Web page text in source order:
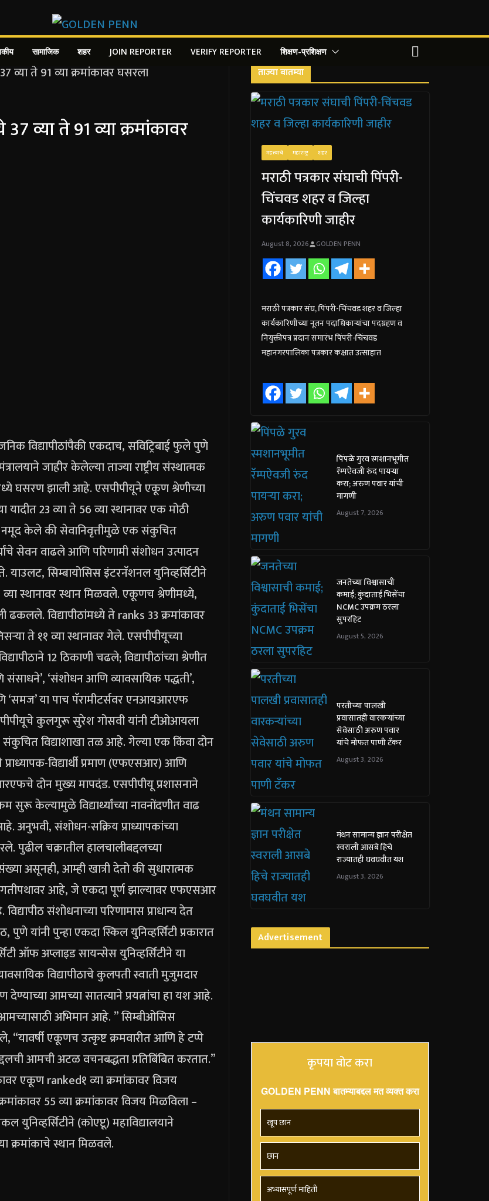
सामाजिक शहर JOIN REPORTER VERIFY REPORTER शिक्षण-प्रशिक्षण
व्या ते 91 व्या क्रमांकावर
विद्यापीठांपैकी एकदाच, सविट्रिबाई फुले पुणे
जाहीर केलेल्या ताज्या राष्ट्रीय संस्थात्मक
घसरण झाली आहे.एसपीपीयूने एकूण श्रेणीच्या
यादीत 23 व्या ते 56 व्या स्थानावर एक मोठी
नमूद केले की सेवानिवृत्तीमुळे एक संकुचित
सेवन वाढले आणि परिणामी संशोधन उत्पादन
याउलट, सिम्बायोसिस इंटरनॅशनल युनिव्हर्सिटीने
स्थानावर स्थान मिळवले.एकूणच श्रेणीमध्ये,
ढकलले. विद्यापीठांमध्ये ते ranks 33 क्रमांकावर
ते ११ व्या स्थानावर गेले.एसपीपीयूच्या
12 ठिकाणी चढले; विद्यापीठांच्या श्रेणीत
संसाधने’, ‘संशोधन आणि व्यावसायिक पद्धती’,
‘समज’ या पाच पॅरामीटर्सवर एनआयआरएफ
कुलगुरू सुरेश गोसवी यांनी टीओआयला
विद्याशाखा तळ आहे. गेल्या एक किंवा दोन
प्राध्यापक-विद्यार्थी प्रमाण (एफएसआर) आणि
दोन मुख्य मापदंड.एसपीपीयू प्रशासनाने
केल्यामुळे विद्यार्थ्यांच्या नावनोंदणीत वाढ
अनुभवी, संशोधन-सक्रिय प्राध्यापकांच्या
पुढील चक्रातील हालचालीबद्दलच्या
असूनही, आम्ही खात्री देतो की सुधारात्मक
आहे, जे एकदा पूर्ण झाल्यावर एफएसआर
संशोधनाच्या परिणामास प्राधान्य देत
यांनी पुन्हा एकदा स्किल युनिव्हर्सिटी प्रकारात
ऑफ अप्लाइड सायन्सेस युनिव्हर्सिटीने या
विद्यापीठाचे कुलपती स्वाती मुजुमदार
देण्याच्या आमच्या सातत्याने प्रयत्नांचा हा यश आहे.
अभिमान आहे. ”सिम्बीओसिस
“यावर्षी एकूणच उत्कृष्ट क्रमवारीत आणि हे टप्पे
आमची अटळ वचनबद्धता प्रतिबिंबित करतात.”
एकूण ranked१ व्या क्रमांकावर विजय
55 व्या क्रमांकावर विजय मिळविला –
युनिव्हर्सिटीने (कोएप्टू) महाविद्यालयाने
क्रमांकाचे स्थान मिळवले.
ताज्या बातम्या
महत्त्वाचे महाराष्ट्र शहर
मराठी पत्रकार संघाची पिंपरी-
चिंचवड शहर व जिल्हा
कार्यकारिणी जाहीर
August 8, 2026 GOLDEN PENN
मराठी पत्रकार संघ, पिंपरी-चिंचवड शहर व जिल्हा
कार्यकारिणीच्या नूतन पदाधिकाऱ्यांचा पदग्रहण व
नियुक्तीपत्र प्रदान समारंभ पिंपरी-चिंचवड
महानगरपालिका पत्रकार कक्षात उत्साहात
पिंपळे गुरव स्मशानभूमीत
रॅम्पऐवजी रुंद पायऱ्या
करा; अरुण पवार यांची
मागणी
August 7, 2026
जनतेच्या विश्वासाची
कमाई; कुंदाताई भिसेंचा
NCMC उपक्रम ठरला
सुपरहिट
August 5, 2026
परतीच्या पालखी
प्रवासातही वारकऱ्यांच्या
सेवेसाठी अरुण पवार
यांचे मोफत पाणी टँकर
August 3, 2026
मंथन सामान्य ज्ञान परीक्षेत
स्वराली आसबे हिचे
राज्यातही घवघवीत यश
August 3, 2026
Advertisement
कृपया वोट करा
GOLDEN PENN बातम्याबद्दल मत व्यक्त करा
खूप छान
छान
अभ्यासपूर्ण माहिती